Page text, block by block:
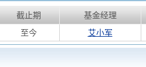
截止期 基金经理
至今 艾小军